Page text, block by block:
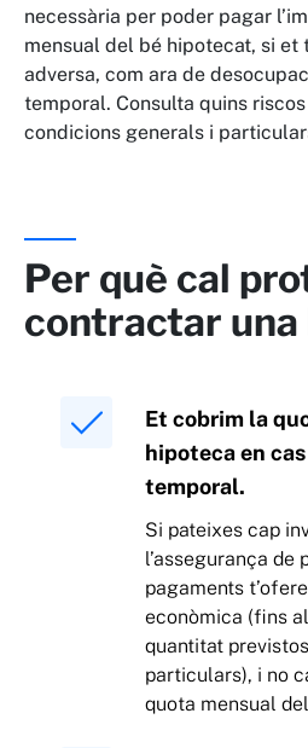
necessària per poder pagar
mensual del bé hipotecat, si et
adversa, com ara de
temporal. Consulta quins
condicions generals i
Per què cal
contractar una
Et cobrim la
hipoteca en
temporal.
Si pateixes cap
l’assegurança de
pagaments
econòmica (fins
quantitat
particulars), i no
quota mensual